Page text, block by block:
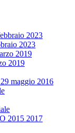
2023
2023
2019
2019
maggio 2016
2015 2017